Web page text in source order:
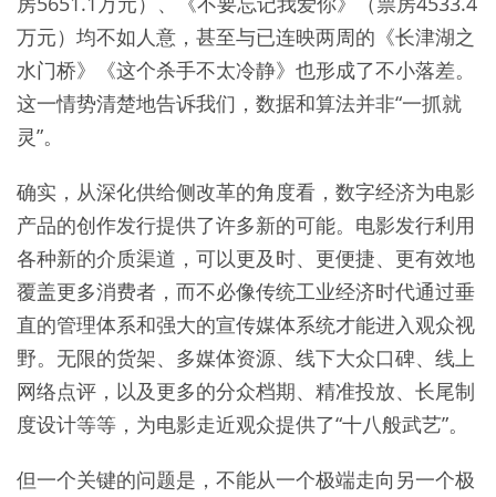
万元）均不如人意，甚至与已连映两周的《长津湖之
水门桥》《这个杀手不太冷静》也形成了不小落差。
这一情势清楚地告诉我们，数据和算法并非“一抓就
灵”。
确实，从深化供给侧改革的角度看，数字经济为电影
产品的创作发行提供了许多新的可能。电影发行利用
各种新的介质渠道，可以更及时、更便捷、更有效地
覆盖更多消费者，而不必像传统工业经济时代通过垂
直的管理体系和强大的宣传媒体系统才能进入观众视
野。无限的货架、多媒体资源、线下大众口碑、线上
网络点评，以及更多的分众档期、精准投放、长尾制
度设计等等，为电影走近观众提供了“十八般武艺”。
但一个关键的问题是，不能从一个极端走向另一个极